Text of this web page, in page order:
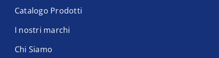
Catalogo Prodotti
I nostri marchi
Chi Siamo